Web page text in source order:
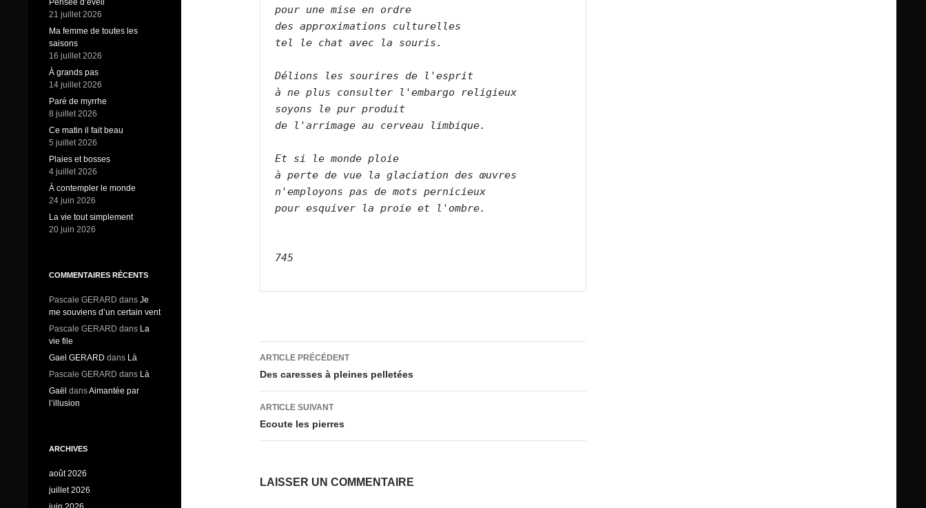
pour une mise en ordre
des approximations culturelles
tel le chat avec la souris.
Délions les sourires de l'esprit
à ne plus consulter l'embargo religieux
soyons le pur produit
de l'arrimage au cerveau limbique.
Et si le monde ploie
à perte de vue la glaciation des œuvres
n'employons pas de mots pernicieux
pour esquiver la proie et l'ombre.
745
Navigation
des
articles
ARTICLE PRÉCÉDENT
Des caresses à pleines pelletées
ARTICLE SUIVANT
Ecoute les pierres
LAISSER UN COMMENTAIRE
21 juillet 2026
Ma femme de toutes les
saisons
16 juillet 2026
À grands pas
14 juillet 2026
Paré de myrrhe
8 juillet 2026
Ce matin il fait beau
5 juillet 2026
Plaies et bosses
4 juillet 2026
À contempler le monde
24 juin 2026
La vie tout simplement
20 juin 2026
COMMENTAIRES RÉCENTS
Pascale GERARD dans Je
me souviens d’un certain vent
Pascale GERARD dans La
vie file
Gael GERARD dans Là
Pascale GERARD dans Là
Gaël dansAimantée par
l’illusion
ARCHIVES
août 2026
juillet 2026